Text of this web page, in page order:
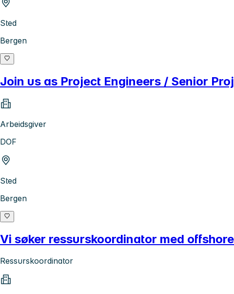
Sted
Bergen
Join us as Project Engineers / Senior
Arbeidsgiver
DOF
Sted
Bergen
Vi søker ressurskoordinator med
Ressurskoordinator